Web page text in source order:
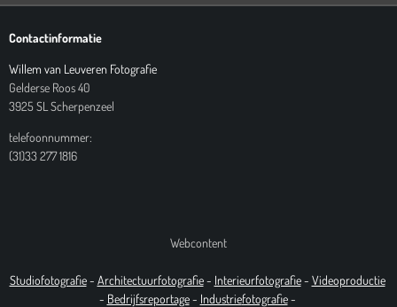
Contactinformatie
Willem van Leuveren Fotografie
Gelderse Roos 40
3925 SL Scherpenzeel
telefoonnummer:
(31)33 277 1816
Webcontent
Studiofotografie- Architectuurfotografie- Interieurfotografie- Videoproductie
- Bedrijfsreportage- Industriefotografie-